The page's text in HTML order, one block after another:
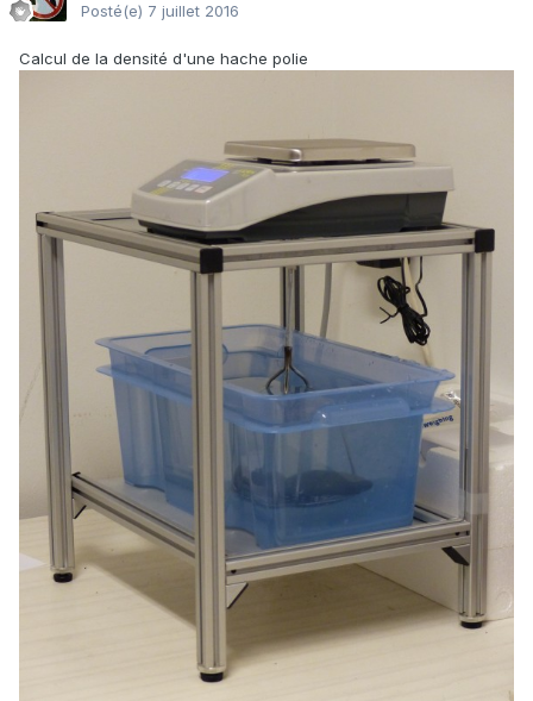
Posté(e) 7 juillet 2016
Calcul de la densité d'une hache polie